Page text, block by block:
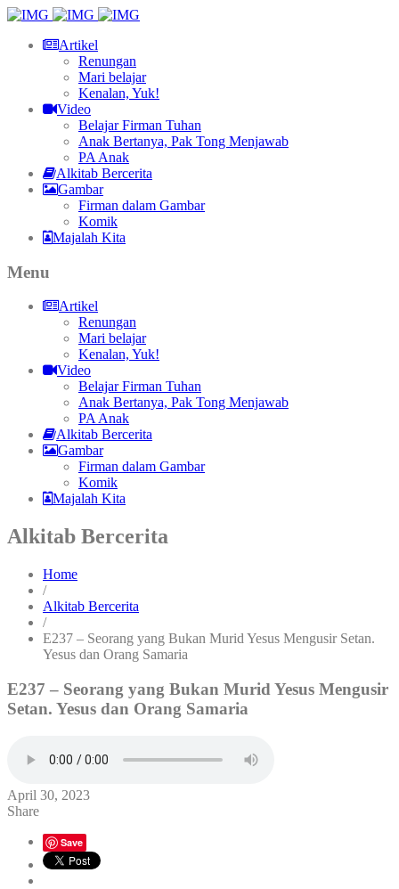
Artikel
Renungan
Mari belajar
Kenalan, Yuk!
Video
Belajar Firman Tuhan
Anak Bertanya, Pak Tong Menjawab
PA Anak
Alkitab Bercerita
Gambar
Firman dalam Gambar
Komik
Majalah Kita
Menu
Artikel
Renungan
Mari belajar
Kenalan, Yuk!
Video
Belajar Firman Tuhan
Anak Bertanya, Pak Tong Menjawab
PA Anak
Alkitab Bercerita
Gambar
Firman dalam Gambar
Komik
Majalah Kita
Alkitab Bercerita
Home
/
Alkitab Bercerita
/
E237 – Seorang yang Bukan Murid Yesus Mengusir Setan.
Yesus dan Orang Samaria
E237 – Seorang yang Bukan Murid Yesus Mengusir
Setan. Yesus dan Orang Samaria
April 30, 2023
Share
Save